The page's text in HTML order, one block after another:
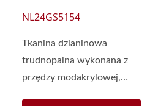
NL24GS5154
Tkanina dzianinowa
trudnopalna wykonana z
przędzy modakrylowej,